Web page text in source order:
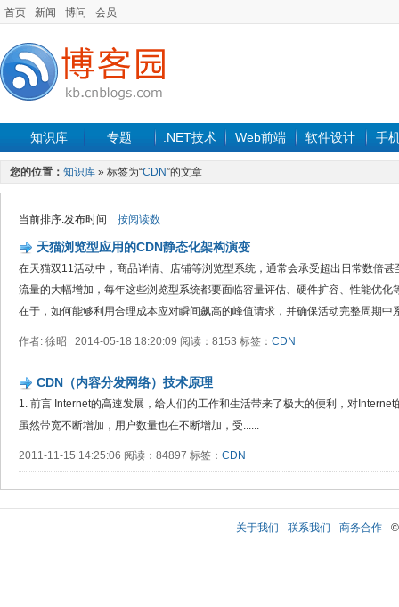
首页 新闻 博问 会员
知识库 专题 .NET技术 Web前端 软件设计 手
您的位置： 知识库 » 标签为“CDN”的文章
当前排序:发布时间 按阅读数
天猫浏览型应用的CDN静态化架构演变
在天猫双11活动中，商品详情、店铺等浏览型系统，通常会承受超出日常数倍
流量的大幅增加，每年这些浏览型系统都要面临容量评估、硬件扩容、性能优
在于，如何能够利用合理成本应对瞬间飙高的峰值请求，并确保活动完整周期中
作者: 徐昭 2014-05-18 18:20:09 阅读：8153 标签： CDN
CDN（内容分发网络）技术原理
1. 前言 Internet的高速发展，给人们的工作和生活带来了极大的便利，对
虽然带宽不断增加，用户数量也在不断增加，受......
2011-11-15 14:25:06 阅读：84897 标签： CDN
关于我们 联系我们 商务合作